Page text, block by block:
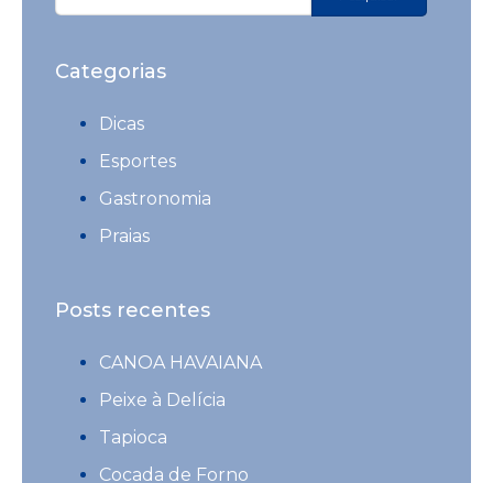
por:
Categorias
Dicas
Esportes
Gastronomia
Praias
Posts recentes
CANOA HAVAIANA
Peixe à Delícia
Tapioca
Cocada de Forno